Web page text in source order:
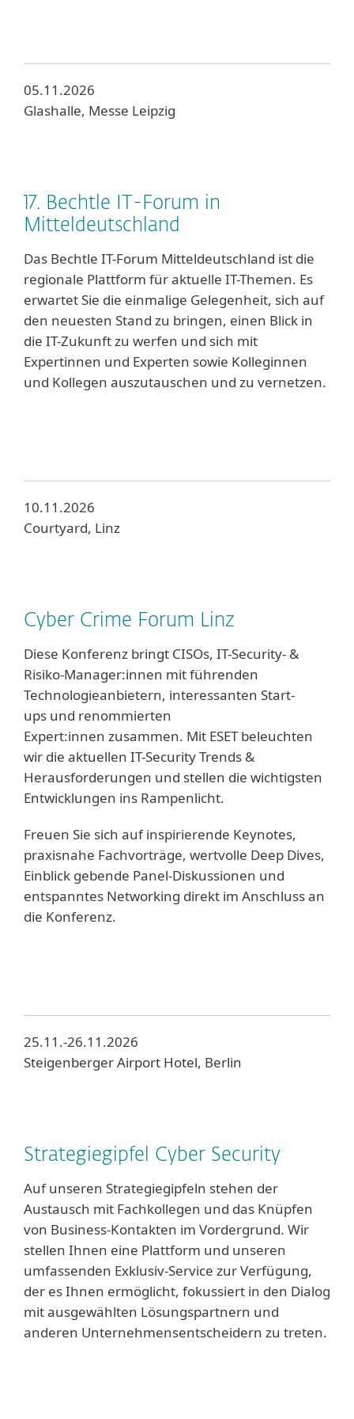
05.11.2026
Glashalle, Messe Leipzig
17. Bechtle IT-Forum in
Mitteldeutschland
Das Bechtle IT-Forum Mitteldeutschland ist die
regionale Plattform für aktuelle IT-Themen. Es
erwartet Sie die einmalige Gelegenheit, sich auf
den neuesten Stand zu bringen, einen Blick in
die IT-Zukunft zu werfen und sich mit
Expertinnen und Experten sowie Kolleginnen
und Kollegen auszutauschen und zu vernetzen.
10.11.2026
Courtyard, Linz
Cyber Crime Forum Linz
Diese Konferenz bringt CISOs, IT-Security- &
Risiko-Manager:innen mit führenden
Technologieanbietern, interessanten Start-
ups und renommierten
Expert:innen zusammen. Mit ESET beleuchten
wir die aktuellen IT-Security Trends &
Herausforderungen und stellen die wichtigsten
Entwicklungen ins Rampenlicht.
Freuen Sie sich auf inspirierende Keynotes,
praxisnahe Fachvorträge, wertvolle Deep Dives,
Einblick gebende Panel-Diskussionen und
entspanntes Networking direkt im Anschluss an
die Konferenz.
25.11.-26.11.2026
Steigenberger Airport Hotel, Berlin
Strategiegipfel Cyber Security
Auf unseren Strategiegipfeln stehen der
Austausch mit Fachkollegen und das Knüpfen
von Business-Kontakten im Vordergrund. Wir
stellen Ihnen eine Plattform und unseren
umfassenden Exklusiv-Service zur Verfügung,
der es Ihnen ermöglicht, fokussiert in den Dialog
mit ausgewählten Lösungspartnern und
anderen Unternehmensentscheidern zu treten.